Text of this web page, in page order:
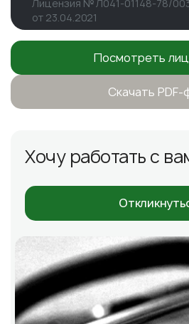
Лицензия № Л041-01148-78/
от 23.04.2021
Посмотреть
Скачать PDF-
Хочу работать с